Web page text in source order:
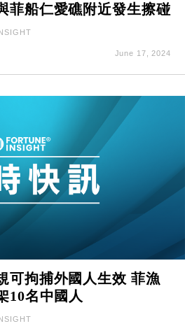
菲船仁愛礁附近發生擦碰
June 17, 2024
可拘捕外國人生效 菲漁
10名中國人